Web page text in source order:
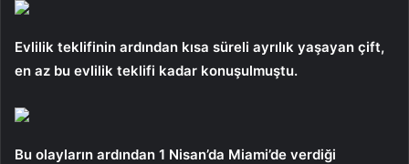
Evlilik teklifinin ardından kısa süreli ayrılık yaşayan çift,
en az bu evlilik teklifi kadar konuşulmuştu.
Bu olayların ardından 1 Nisan’da Miami’de verdiği